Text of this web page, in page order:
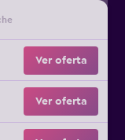
Ver oferta
Ver oferta